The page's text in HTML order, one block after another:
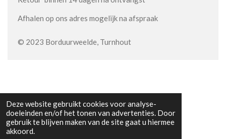
Deze website gebruikt cookies voor analyse-
doeleinden en/of het tonen van advertenties. Door
gebruik te blijven maken van de site gaat u hiermee
akkoord.
Afhalen op ons adres mogelijk na afspraak
© 2023 Borduurweelde, Turnhout